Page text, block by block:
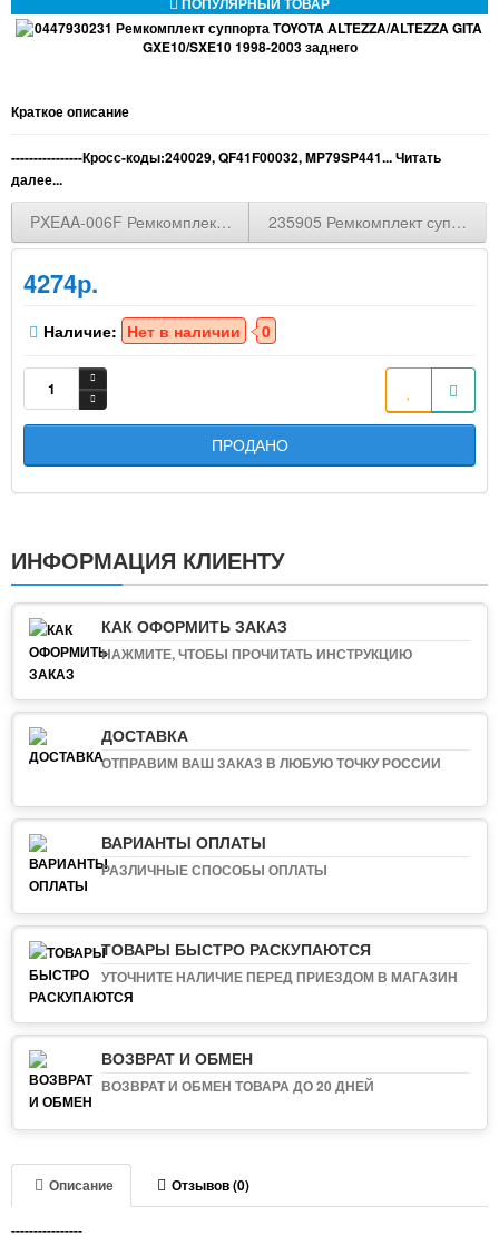
Краткое описание
----------------Кросс-коды:240029, QF41F00032, MP79SP441...Читать
далее...
PXEAA-006F Ремкомплект суппорта HYUNDAI GRANDEUR XG
235905 Ремкомплект
4274р.
Наличие: Нет в наличии 0
ПРОДАНО
ИНФОРМАЦИЯ КЛИЕНТУ
КАК ОФОРМИТЬ ЗАКАЗ
НАЖМИТЕ, ЧТОБЫ ПРОЧИТАТЬ ИНСТРУКЦИЮ
ДОСТАВКА
ОТПРАВИМ ВАШ ЗАКАЗ В ЛЮБУЮ ТОЧКУ РОССИИ
ВАРИАНТЫ ОПЛАТЫ
РАЗЛИЧНЫЕ СПОСОБЫ ОПЛАТЫ
ТОВАРЫ БЫСТРО РАСКУПАЮТСЯ
УТОЧНИТЕ НАЛИЧИЕ ПЕРЕД ПРИЕЗДОМ В МАГАЗИН
ВОЗВРАТ И ОБМЕН
ВОЗВРАТ И ОБМЕН ТОВАРА ДО 20 ДНЕЙ
Описание Отзывов (0)
----------------